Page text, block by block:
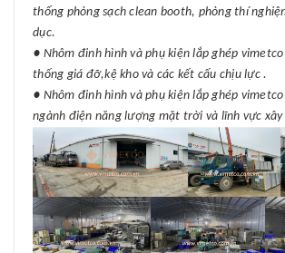
thống phòng sạch clean booth, phòng thí
dục.
● Nhôm đinh hình và phụ kiện lắp ghép
thống giá đỡ,kệ kho và các kết cấu chịu lực .
● Nhôm đinh hình và phụ kiện lắp ghép
ngành điện năng lượng mặt trời và lĩnh vực